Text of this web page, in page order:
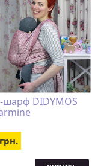
шарф DIDYMOS